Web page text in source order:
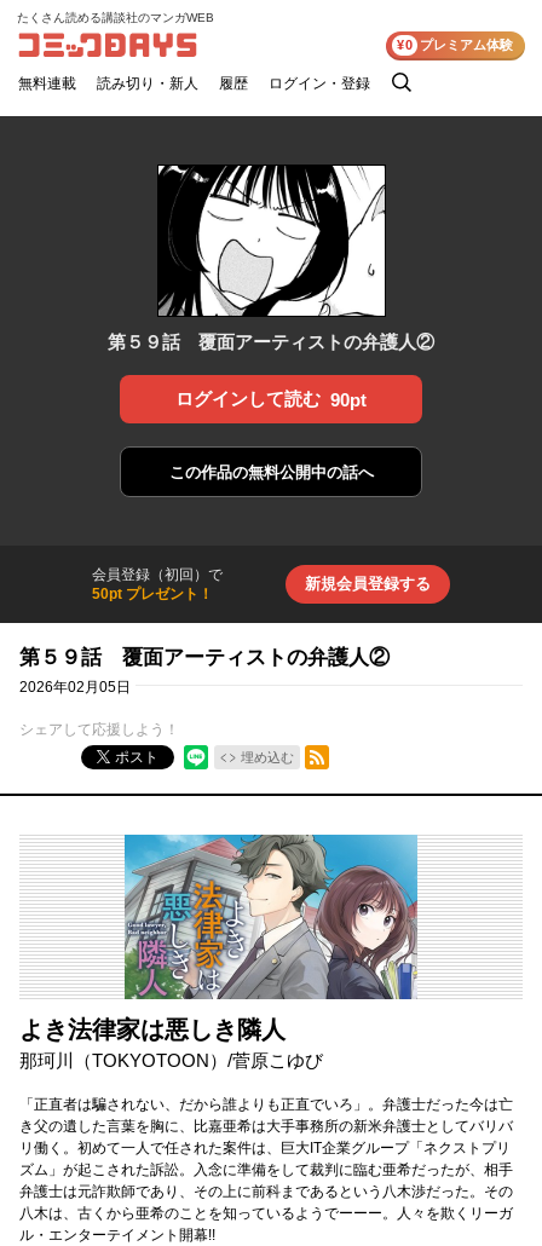
コミックDAYS
たくさん読める講談社のマンガWEB
無料連載 読み切り・新人 履歴 ログイン・登録
検
¥0 プレミアム体験
第５９話 覆面アーティストの弁護人②
ログインして読む 90pt
この作品の無料公開中の話へ
会員登録（初回）で
50pt プレゼント！
新規会員登録する
第５９話 覆面アーティストの弁護人②
2026年02月05日
シェアして応援しよう！
ポスト
埋め込む
RSSフィード
よき法律家は悪しき隣人
那珂川（TOKYOTOON） /菅原こゆび
「正直者は騙されない、だから誰よりも正直でいろ」。弁護士だった今は亡
き父の遺した言葉を胸に、比嘉亜希は大手事務所の新米弁護士としてバリバ
リ働く。初めて一人で任された案件は、巨大IT企業グループ「ネクストプリ
ズム」が起こされた訴訟。入念に準備をして裁判に臨む亜希だったが、相手
弁護士は元詐欺師であり、その上に前科まであるという八木渉だった。その
八木は、古くから亜希のことを知っているようでーーー。人々を欺くリーガ
ル・エンターテイメント開幕!!